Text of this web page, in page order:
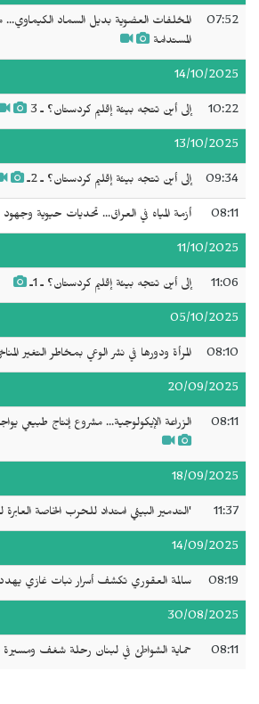
07:52
المخلفات العضوية بديل السماد الكيماوي...
المستدامة
14/10/2025
10:22 إلى أين تتجه بيئة إقليم كردستان؟ ـ 3
13/10/2025
09:34 إلى أين تتجه بيئة إقليم كردستان؟ ـ 2ـ
08:11 أزمة المياه في العراق... تحديات حيوية
11/10/2025
11:06 إلى أين تتجه بيئة إقليم كردستان؟ ـ 1ـ
05/10/2025
08:10 المرأة ودورها في نشر الوعي بمخاطر التغير
20/09/2025
08:11 الزراعة الإيكولوجية... مشروع إنتاج طبيعي
18/09/2025
11:37 'التدمير البيئي امتداد للحرب الخاصة
14/09/2025
08:19 سالمة العقوري تكشف أسرار نبات غازي يهدد
30/08/2025
08:11 حماية الشواطئ في لبنان رحلة شغف ومسيرة